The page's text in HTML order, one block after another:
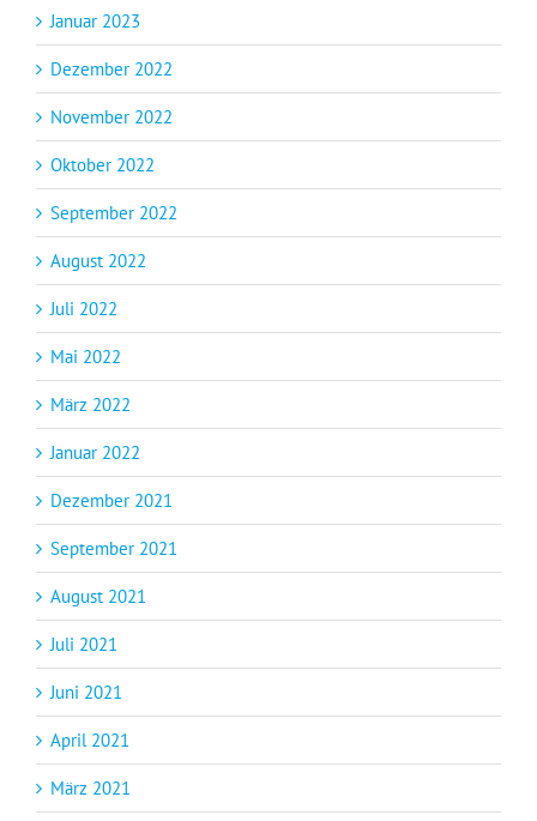
Januar 2023
Dezember 2022
November 2022
Oktober 2022
September 2022
August 2022
Juli 2022
Mai 2022
März 2022
Januar 2022
Dezember 2021
September 2021
August 2021
Juli 2021
Juni 2021
April 2021
März 2021